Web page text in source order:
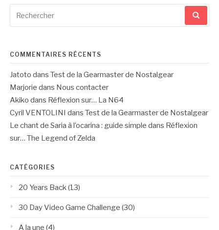
pour
COMMENTAIRES RÉCENTS
Jatoto dans Test de la Gearmaster de Nostalgear
Marjorie dans Nous contacter
Akiko dans Réflexion sur… La N64
Cyril VENTOLINI dans Test de la Gearmaster de Nostalgear
Le chant de Saria à l’ocarina : guide simple dans Réflexion
sur… The Legend of Zelda
CATÉGORIES
20 Years Back(13)
30 Day Video Game Challenge (30)
A la une (4)